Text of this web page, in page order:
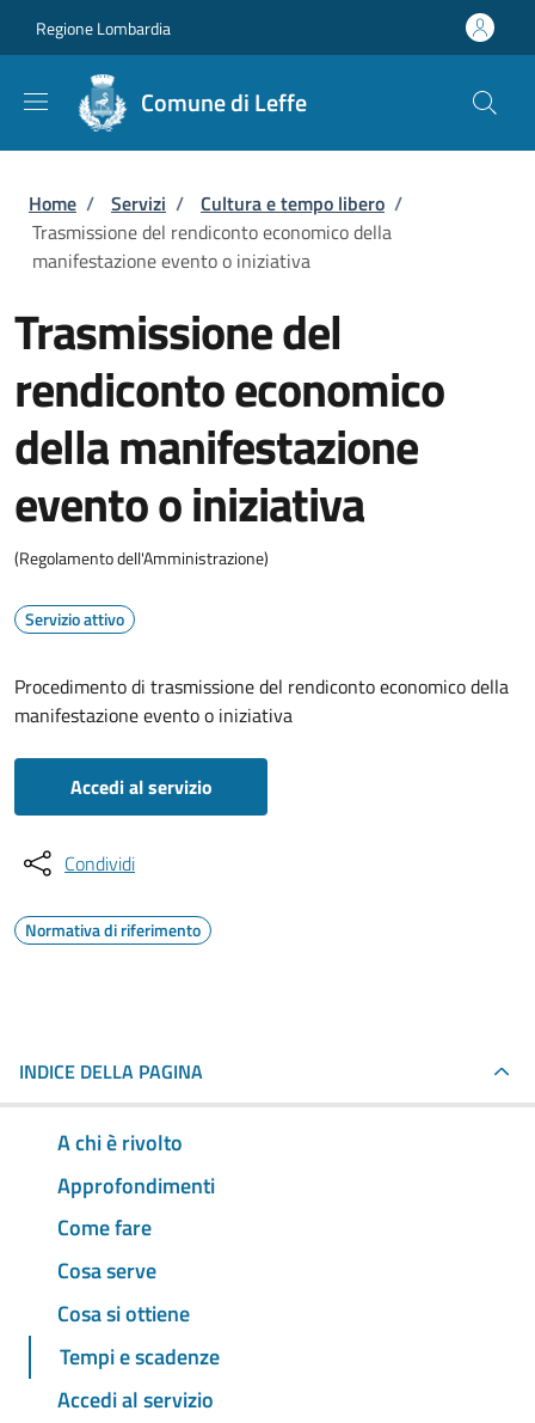
Regione Lombardia
Comune di Leffe
Briciole di pane
Home / Servizi / Cultura e tempo libero /
Trasmissione del rendiconto economico della
manifestazione evento o iniziativa
Trasmissione del
rendiconto economico
della manifestazione
evento o iniziativa
(Regolamento dell'Amministrazione)
Servizio attivo
Procedimento di trasmissione del rendiconto economico della
manifestazione evento o iniziativa
Accedi al servizio
Condividi
Normativa di riferimento
INDICE DELLA PAGINA
A chi è rivolto
Approfondimenti
Come fare
Cosa serve
Cosa si ottiene
Tempi e scadenze
Accedi al servizio